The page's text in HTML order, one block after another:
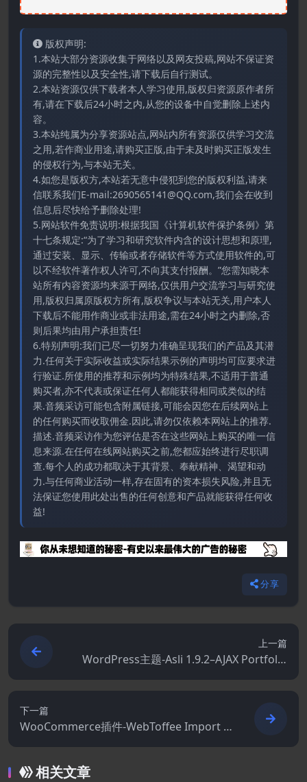
版权声明:
1.本站大部分资源收集于网络以及网友投稿,网站不保证资
源的完整性以及安全性,请下载后自行测试。
2.本站资源仅供下载者本人学习使用,版权归资源原作者所
有,请在下载后24小时之内,从您的设备中自觉删除上述内
容。
3.本站纯属为分享资源站点,网站内所有资源仅供学习交流
之用,若作商业用途,请购买正版,由于未及时购买正版发生
的侵权行为,与本站无关。
4.如您是版权方,本站若无意中侵犯到您的版权利益,请来
信联系我们E-mail:2690565141@QQ.com,我们会在收到
信息后尽快给予删除处理!
5.网站软件免责说明:根据我国《计算机软件保护条例》第
十七条规定:“为了学习和研究软件内含的设计思想和原理,
通过安装、显示、传输或者存储软件等方式使用软件的,可
以不经软件著作权人许可,不向其支付报酬。”您需知晓本
站所有内容资源均来源于网络,仅供用户交流学习与研究使
用,版权归属原版权方所有,版权争议与本站无关,用户本人
下载后不能用作商业或非法用途,需在24小时之内删除,否
则后果均由用户承担责任!
6.特别声明:我们已尽一切努力准确呈现我们的产品及其潜
力.任何关于实际收益或实际结果示例的声明均可应要求进
行验证.所使用的推荐和示例均为特殊结果,不适用于普通
购买者,亦不代表或保证任何人都能获得相同或类似的结
果.音频采访可能包含附属链接,可能会因您在后续网站上
的任何购买而收取佣金.因此,请勿仅依赖本网站上的推荐.
描述.音频采访作为您评估是否在这些网站上购买的唯一信
息来源.在任何在线网站购买之前,您都应始终进行尽职调
查.每个人的成功都取决于其背景、奉献精神、渴望和动
力.与任何商业活动一样,存在固有的资本损失风险,并且无
法保证您使用此处出售的任何创意和产品就能获得任何收
益!
分享
上一篇
WordPress主题-Asli 1.9.2–AJAX Portfolio
Elementor WordPress主题
下一篇
WooCommerce插件-WebToffee Import E
xport Suite for WooCommerce 1.3.4
相关文章